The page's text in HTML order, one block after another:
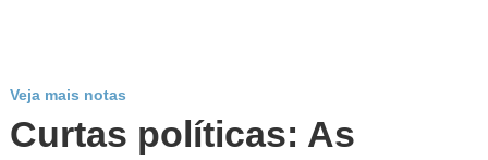
Veja mais notas
Curtas políticas: As